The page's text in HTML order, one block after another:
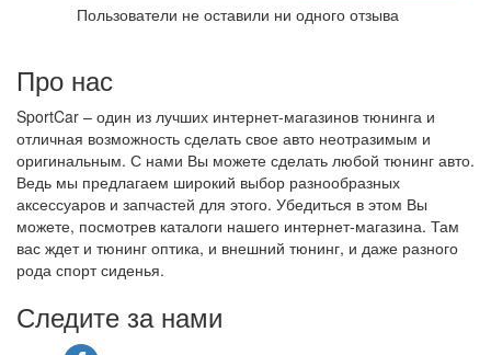
Пользователи не оставили ни одного отзыва
Про нас
SportCar – один из лучших интернет-магазинов тюнинга и
отличная возможность сделать свое авто неотразимым и
оригинальным. С нами Вы можете сделать любой тюнинг авто.
Ведь мы предлагаем широкий выбор разнообразных
аксессуаров и запчастей для этого. Убедиться в этом Вы
можете, посмотрев каталоги нашего интернет-магазина. Там
вас ждет и тюнинг оптика, и внешний тюнинг, и даже разного
рода спорт сиденья.
Следите за нами